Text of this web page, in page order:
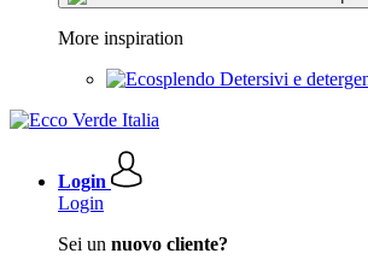
More inspiration
Detersivi e
Login
Login
Sei un nuovo cliente?